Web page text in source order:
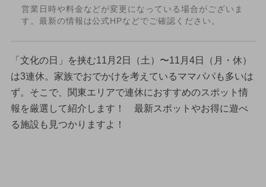
営業日時や料金などが変更になっている場合がございま
す。最新の情報は公式HPなどでご確認ください。
「文化の日」を挟む11月2日（土）〜11月4日（月・休）
は3連休。家族でおでかけを考えているママパパも多いは
ず。そこで、関東エリアで連休におすすめのスポット情
報を厳選して紹介します！ 最新スポットやお得に遊べ
る施設も見つかりますよ！